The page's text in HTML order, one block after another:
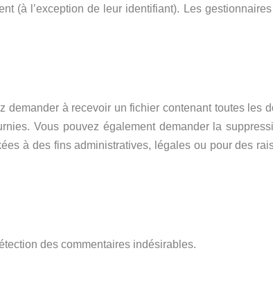
(à l’exception de leur identifiant). Les
à recevoir un fichier contenant toutes les
Vous pouvez également demander la
à des fins administratives, légales ou pour des
des commentaires indésirables.